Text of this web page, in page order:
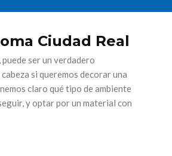
Ciudad Real
ser un verdadero
si queremos decorar una
claro qué tipo de ambiente
y optar por un material con